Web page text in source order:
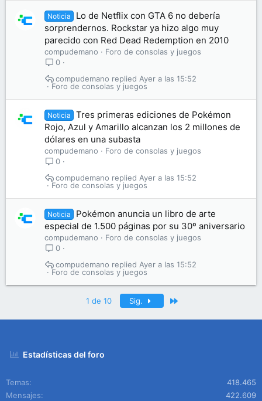
Noticia
Lo de Netflix con GTA 6 no debería
sorprendernos. Rockstar ya hizo algo muy
parecido con Red Dead Redemption en 2010
compudemano
Foro de consolas y juegos
0
Foro de consolas y juegos
Ayer a las 15:52
compudemano
Noticia
Tres primeras ediciones de Pokémon
Rojo, Azul y Amarillo alcanzan los 2 millones de
dólares en una subasta
compudemano
Foro de consolas y juegos
0
Foro de consolas y juegos
Ayer a las 15:52
compudemano
Noticia
Pokémon anuncia un libro de arte
especial de 1.500 páginas por su 30º aniversario
compudemano
Foro de consolas y juegos
0
Foro de consolas y juegos
Ayer a las 15:52
compudemano
1 de 10 Sig.
Estadísticas del foro
Temas
418.465
Mensajes
422.609